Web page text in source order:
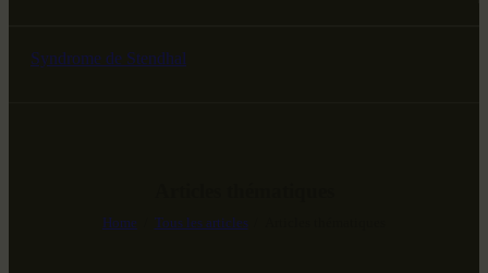
Syndrome de Stendhal
Home Tous les articles